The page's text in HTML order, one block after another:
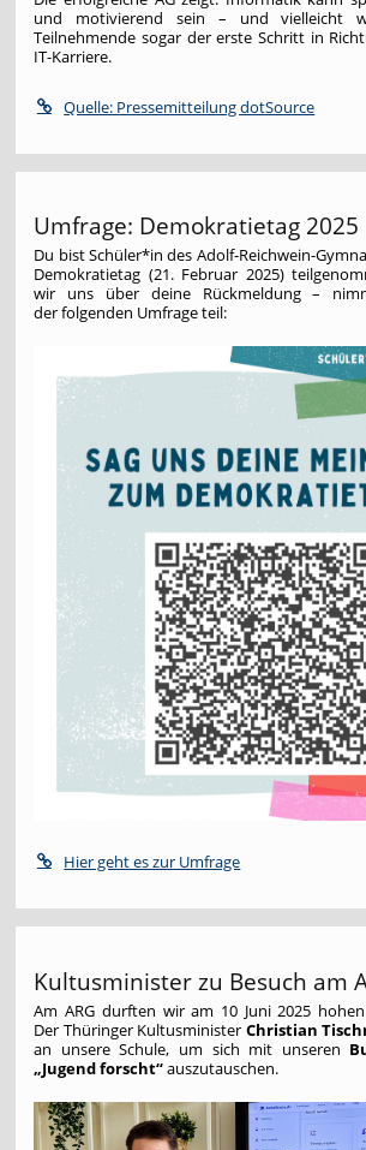
und motivierend sein – und vielleicht
Teilnehmende sogar der erste Schritt in
IT-Karriere.
Quelle: Pressemitteilung dotSource
Umfrage: Demokratietag 2025
Du bist Schüler*in des Adolf-Reichwein-
Demokratietag (21. Februar 2025)
wir uns über deine Rückmeldung –
der folgenden Umfrage teil:
Hier geht es zur Umfrage
Kultusminister zu Besuch am
Am ARG durften wir am 10 Juni 2025
Der Thüringer Kultusminister Christian
an unsere Schule, um sich mit unseren
„Jugend forscht“auszutauschen.